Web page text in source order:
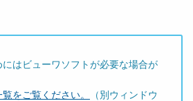
はビューワソフトが必要な場合が
をご覧ください。
（別ウィンドウ